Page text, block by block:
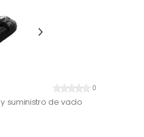
0
suministro de vacío